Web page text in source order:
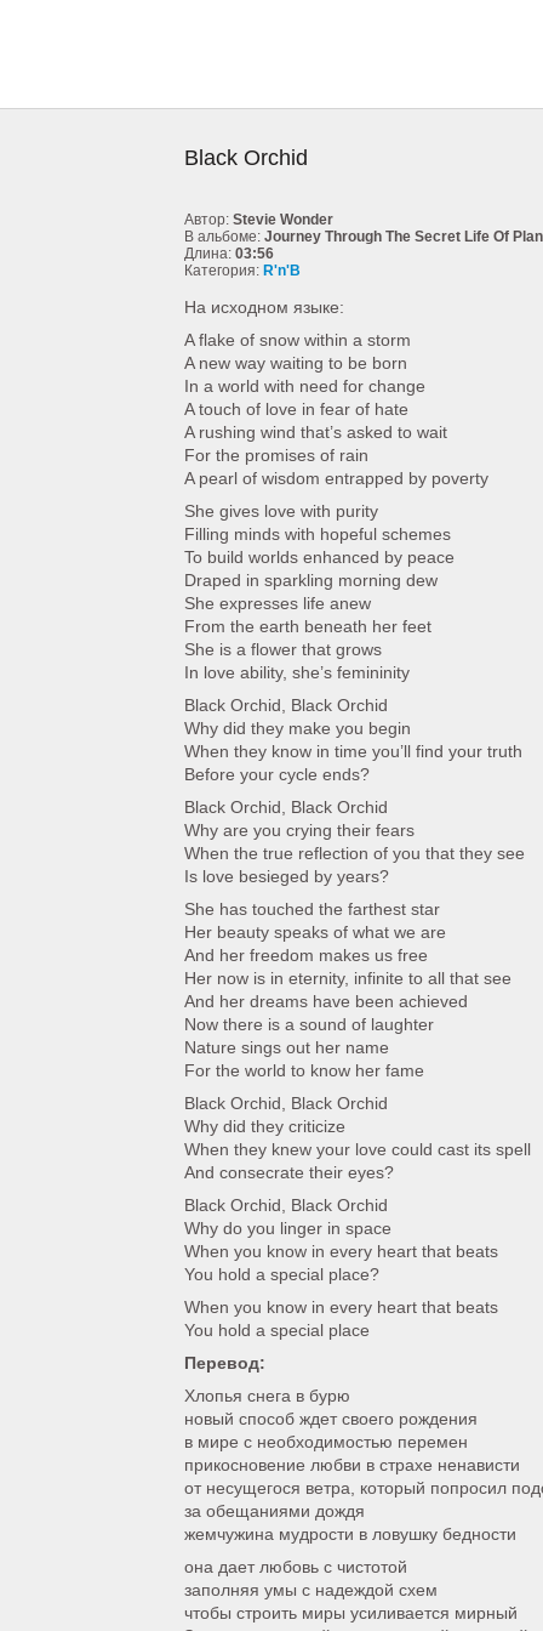
Black Orchid
Автор: Stevie Wonder
В альбоме: Journey Through The Secret Life Of
Длина: 03:56
Категория: R'n'B
На исходном языке:
A flake of snow within a storm
A new way waiting to be born
In a world with need for change
A touch of love in fear of hate
A rushing wind that’s asked to wait
For the promises of rain
A pearl of wisdom entrapped by poverty
She gives love with purity
Filling minds with hopeful schemes
To build worlds enhanced by peace
Draped in sparkling morning dew
She expresses life anew
From the earth beneath her feet
She is a flower that grows
In love ability, she’s femininity
Black Orchid, Black Orchid
Why did they make you begin
When they know in time you’ll find your truth
Before your cycle ends?
Black Orchid, Black Orchid
Why are you crying their fears
When the true reflection of you that they see
Is love besieged by years?
She has touched the farthest star
Her beauty speaks of what we are
And her freedom makes us free
Her now is in eternity, infinite to all that see
And her dreams have been achieved
Now there is a sound of laughter
Nature sings out her name
For the world to know her fame
Black Orchid, Black Orchid
Why did they criticize
When they knew your love could cast its spell
And consecrate their eyes?
Black Orchid, Black Orchid
Why do you linger in space
When you know in every heart that beats
You hold a special place?
When you know in every heart that beats
You hold a special place
Перевод:
Хлопья снега в бурю
новый способ ждет своего рождения
в мире с необходимостью перемен
прикосновение любви в страхе ненависти
от несущегося ветра, который попросил
за обещаниями дождя
жемчужина мудрости в ловушку бедности
она дает любовь с чистотой
заполняя умы с надеждой схем
чтобы строить миры усиливается мирный